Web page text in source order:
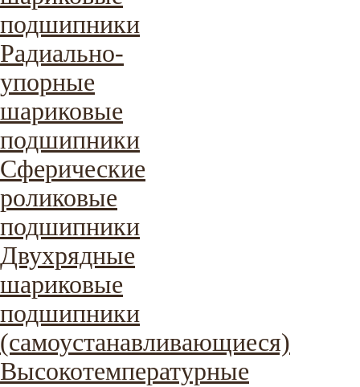
подшипники
Радиально-
упорные
шариковые
подшипники
Сферические
роликовые
подшипники
Двухрядные
шариковые
подшипники
(самоустанавливающиеся)
Высокотемпературные